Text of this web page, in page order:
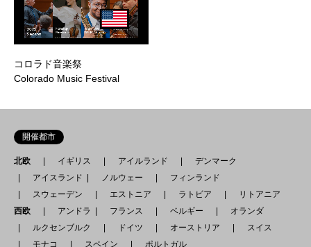
コロラド音楽祭
Colorado Music Festival
開催都市
北欧 イギリス アイルランド
デンマーク
アイスランド
ノルウェー
フィンランド
スウェーデン
エストニア ラトビア
リトアニア
西欧
アンドラ フランス ベルギー
オランダ
ルクセンブルク
ドイツ オーストリア
スイス
モナコ
スペイン
ポルトガル